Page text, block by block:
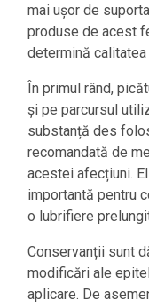
mai ușor de
produse de acest
determină calitatea
În primul rând,
și pe parcursul
substanță des
recomandată de
acestei afecțiuni.
importantă pentru
o lubrifiere
Conservanții sunt
modificări ale
aplicare. De